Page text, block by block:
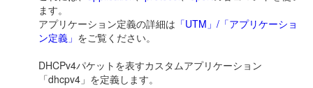
ます。
アプリケーション定義の詳細は 「UTM」/「アプリケーショ
ン定義」 をご覧ください。
DHCPv4パケットを表すカスタムアプリケーション
「dhcpv4」を定義します。